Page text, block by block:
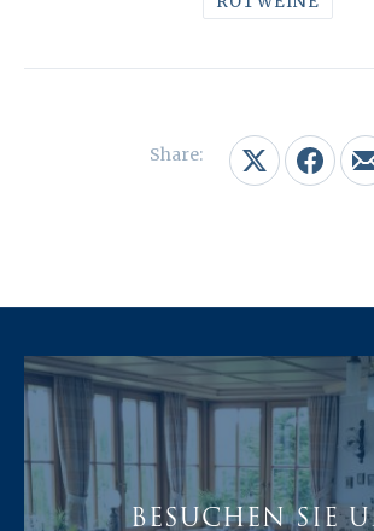
Share:
Share on X
Share
BESUCHEN SIE